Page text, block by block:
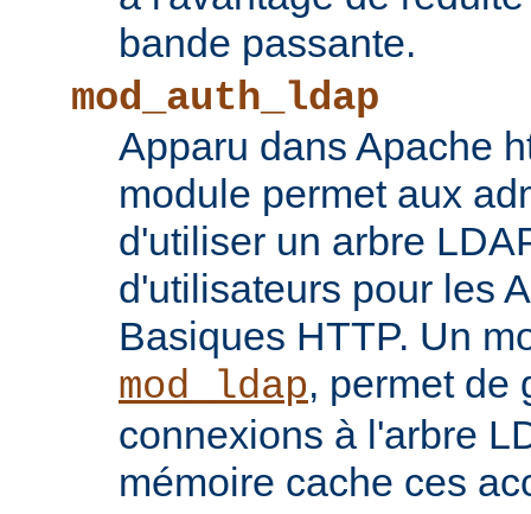
bande passante.
mod_auth_ldap
Apparu dans Apache
module permet aux
d'utiliser un arbre
d'utilisateurs pour les
Basiques HTTP. Un
mod_ldap, permet de
connexions à l'arbre
mémoire cache ces